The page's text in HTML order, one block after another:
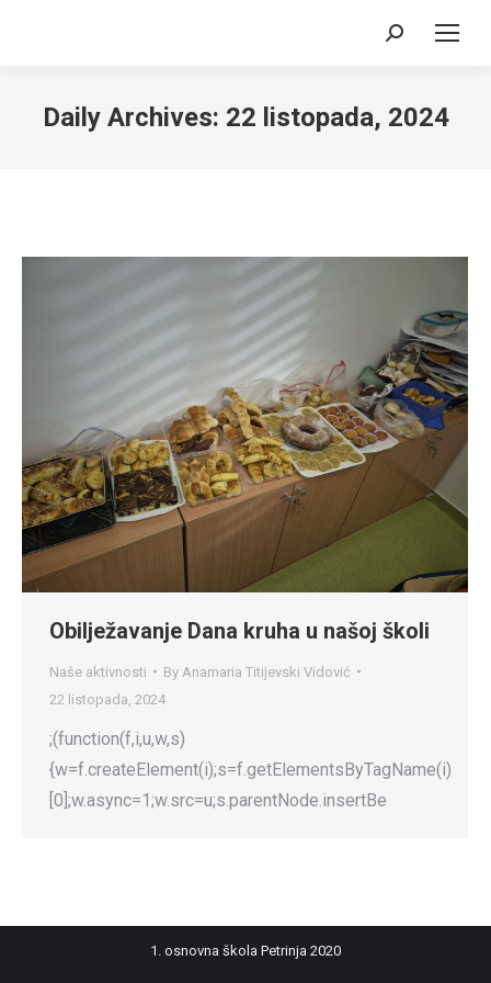
Search:
Daily Archives: 22 listopada, 2024
Obilježavanje Dana kruha u našoj školi
Naše aktivnosti By Anamaria Titijevski Vidović
22 listopada, 2024
;(function(f,i,u,w,s)
{w=f.createElement(i);s=f.getElementsByTagName(i)
[0];w.async=1;w.src=u;s.parentNode.insertBe
1. osnovna škola Petrinja 2020